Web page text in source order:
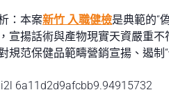
：本案新竹 入職健檢是典範的“
宣揚話術與產物現實天資嚴重
規范保健品範疇營銷宣揚、遏制
6a11d2d9afcbb9.94915732